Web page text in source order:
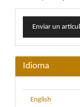
Enviar
un Enviar un
Idioma
English